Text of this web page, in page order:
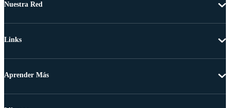
Nuestra Red
Links
Aprender Más